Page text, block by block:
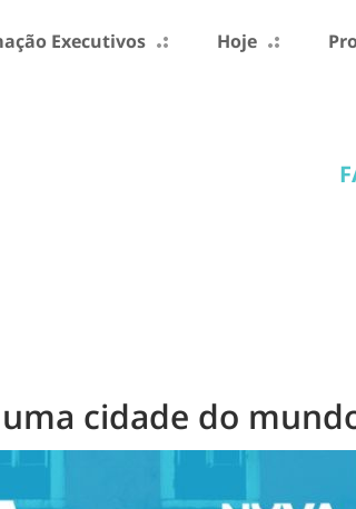
Executivos Hoje
uma cidade do